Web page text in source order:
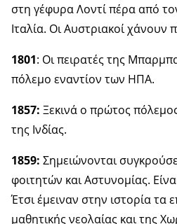
στη γέφυρα Λοντί πέρα από
Ιταλία. Οι Αυστριακοί χάνουν
1801: Οι πειρατές της
πόλεμο εναντίον των ΗΠΑ.
1857: Ξεκινά ο πρώτος
της Ινδίας.
1859: Σημειώνονται
φοιτητών και Αστυνομίας.
Έτσι έμειναν στην ιστορία τα
μαθητικής νεολαίας και της